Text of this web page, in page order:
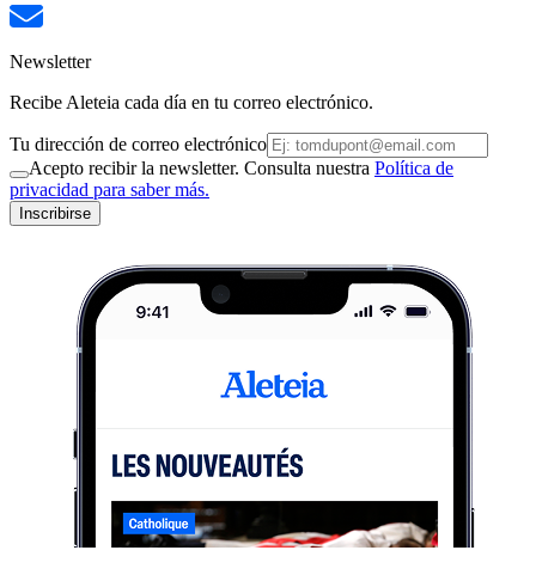
Newsletter
Recibe Aleteia cada día en tu correo electrónico.
Tu dirección de correo electrónico
Acepto recibir la newsletter. Consulta nuestra Política de
privacidad para saber más.
Inscribirse